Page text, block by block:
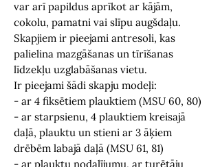
var arī papildus aprīkot ar kājām,
cokolu, pamatni vai slīpu augšdaļu.
Skapjiem ir pieejami antresoli, kas
palielina mazgāšanas un tīrīšanas
līdzekļu uzglabāšanas vietu.
Ir pieejami šādi skapju modeļi:
- ar 4 fiksētiem plauktiem (MSU 60, 80)
- ar starpsienu, 4 plauktiem kreisajā
daļā, plauktu un stieni ar 3 āķiem
drēbēm labajā daļā (MSU 61, 81)
- ar plauktu nodalījumu, ar turētāju